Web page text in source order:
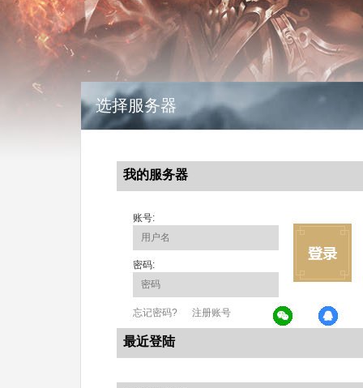
选择服务器
我的服务器
账号:
密码:
忘记密码? 注册账号
最近登陆